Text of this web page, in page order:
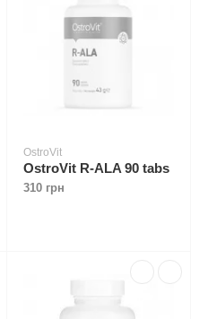
OstroVit
OstroVit R-ALA 90 tabs
310 грн